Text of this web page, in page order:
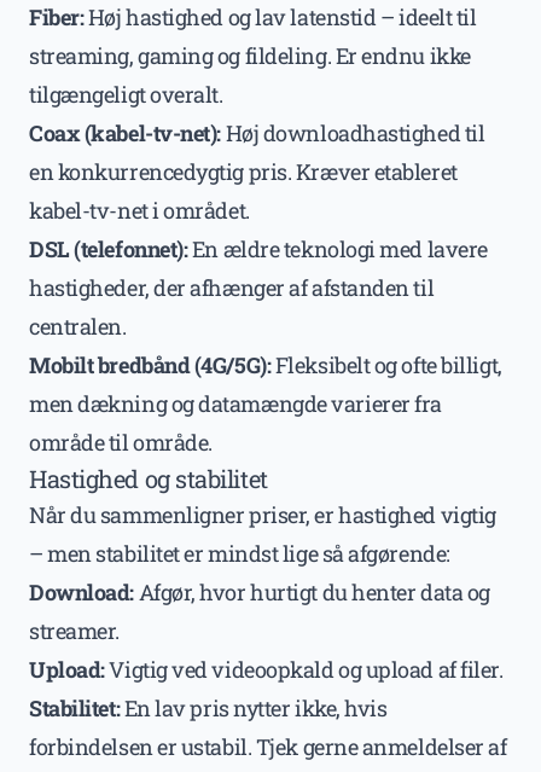
Fiber:Høj hastighed og lav latenstid – ideelt til
streaming, gaming og fildeling. Er endnu ikke
tilgængeligt overalt.
Coax (kabel-tv-net):Høj downloadhastighed til
en konkurrencedygtig pris. Kræver etableret
kabel-tv-net i området.
DSL (telefonnet):En ældre teknologi med lavere
hastigheder, der afhænger af afstanden til
centralen.
Mobilt bredbånd (4G/5G):Fleksibelt og ofte billigt,
men dækning og datamængde varierer fra
område til område.
Hastighed og stabilitet
Når du sammenligner priser, er hastighed vigtig
– men stabilitet er mindst lige så afgørende:
Download:Afgør, hvor hurtigt du henter data og
streamer.
Upload:Vigtig ved videoopkald og upload af filer.
Stabilitet:En lav pris nytter ikke, hvis
forbindelsen er ustabil. Tjek gerne anmeldelser af